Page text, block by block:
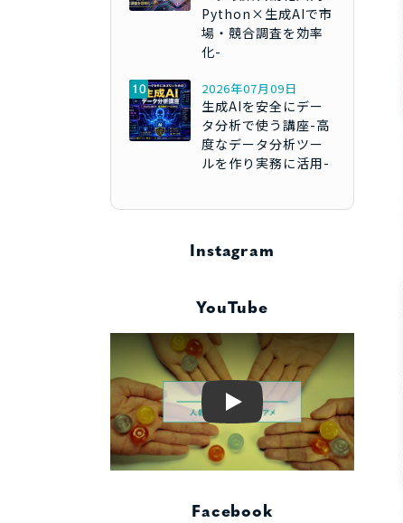
Python×生成AIで市
場・競合調査を効率
化-
2026年07月09日
生成AIを安全にデー
タ分析で使う講座-高
度なデータ分析ツー
ルを作り実務に活用-
Instagram
YouTube
Play
Facebook